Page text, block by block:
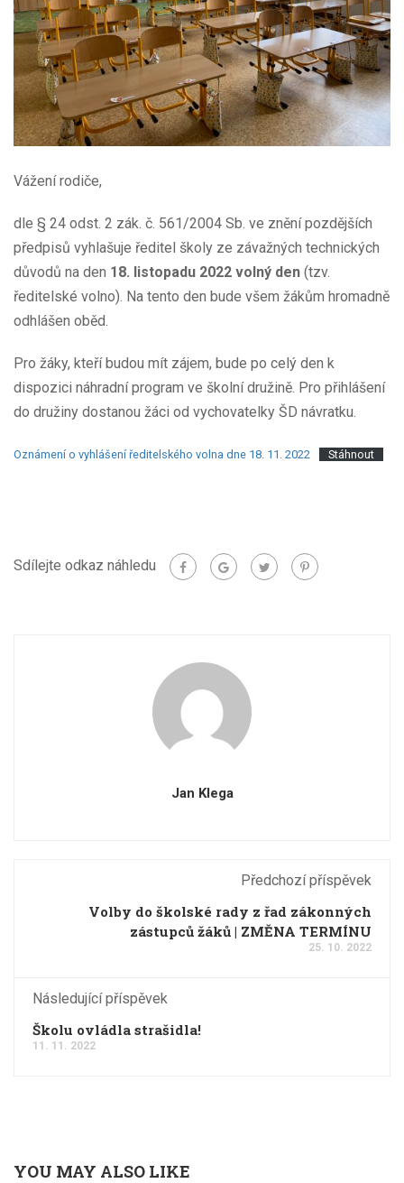
Vážení rodiče,
dle § 24 odst. 2 zák. č. 561/2004 Sb. ve znění pozdějších
předpisů vyhlašuje ředitel školy ze závažných technických
důvodů na den 18. listopadu 2022 volný den (tzv.
ředitelské volno). Na tento den bude všem žákům hromadně
odhlášen oběd.
Pro žáky, kteří budou mít zájem, bude po celý den k
dispozici náhradní program ve školní družině. Pro přihlášení
do družiny dostanou žáci od vychovatelky ŠD návratku.
Oznámení o vyhlášení ředitelského volna dne 18. 11. 2022 Stáhnout
Sdílejte odkaz náhledu
Jan Klega
Předchozí příspěvek
Volby do školské rady z řad zákonných
zástupců žáků | ZMĚNA TERMÍNU
25. 10. 2022
Následující příspěvek
Školu ovládla strašidla!
11. 11. 2022
YOU MAY ALSO LIKE